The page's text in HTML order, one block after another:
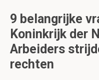
9 belangrijke
Koninkrijk der
Arbeiders
rechten